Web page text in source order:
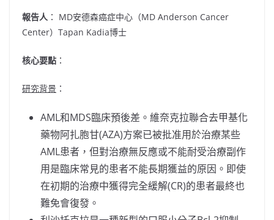
報告人 ： MD安德森癌症中心（MD Anderson Cancer
Center）Tapan Kadia博士
核心要點 ：
研究背景 ：
AML和MDS臨床預後差。維奈克拉聯合去甲基化
藥物阿扎胞甘(AZA)方案已被批准用於治療某些
AML患者，但對治療無反應或不能耐受治療副作
用是臨床常見的患者不能長期獲益的原因。即使
在初期的治療中獲得完全緩解(CR)的患者最終也
難免會復發。